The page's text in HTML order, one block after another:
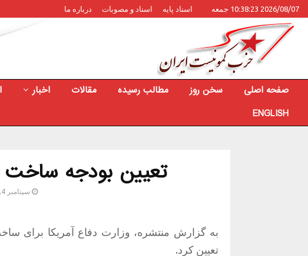
2026/08/07 10:38:23 جمعه اسناد پایه اسناد و مصوبات درباره ما
صفحه اصلی سخن روز مطالب رسیده مقالات اخبار
ENGLISH
تعیین بودجه ساخت
سپتامبر 4, 2019
تعیین کرد.